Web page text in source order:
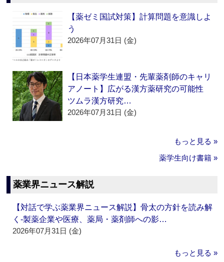
【薬ゼミ国試対策】計算問題を意識しよ
う
2026年07月31日 (金)
【日本薬学生連盟・先輩薬剤師のキャリ
アノート】広がる漢方薬研究の可能性
ツムラ漢方研究…
2026年07月31日 (金)
もっと見る »
薬学生向け書籍 »
薬業界ニュース解説
【対話で学ぶ薬業界ニュース解説】骨太の方針を読み解
く‐製薬企業や医療、薬局・薬剤師への影…
2026年07月31日 (金)
もっと見る »